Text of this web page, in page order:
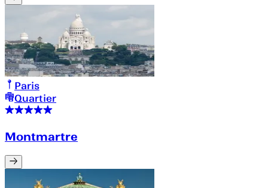
Paris
Quartier
Montmartre